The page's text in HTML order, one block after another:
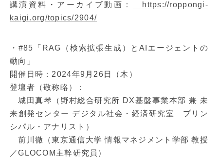
講演資料・アーカイブ動画：
https://roppongi-
kaigi.org/topics/2904/
・#85「RAG（検索拡張生成）とAIエージェントの
動向」
開催日時：2024年9月26日（木）
登壇者（敬称略）：
城田真琴（野村総合研究所 DX基盤事業本部 兼 未
来創発センター デジタル社会・経済研究室 プリン
シパル・アナリスト）
前川徹（東京通信大学 情報マネジメント学部 教授
／GLOCOM主幹研究員）